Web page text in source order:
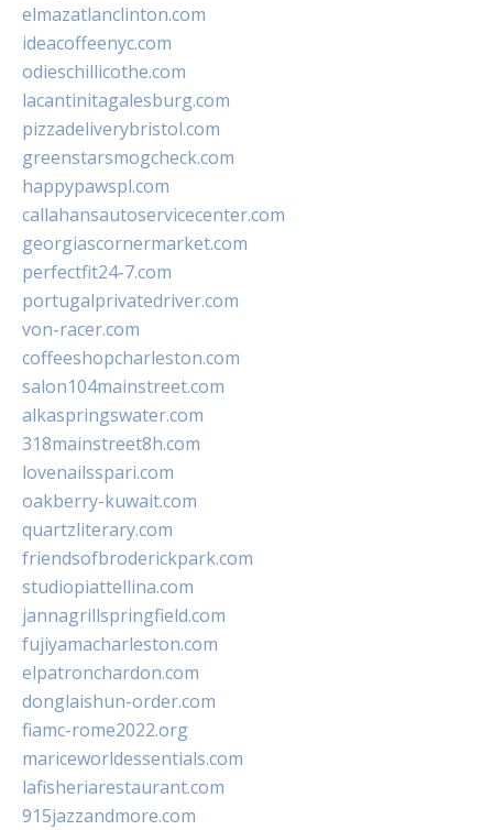
elmazatlanclinton.com
ideacoffeenyc.com
odieschillicothe.com
lacantinitagalesburg.com
pizzadeliverybristol.com
greenstarsmogcheck.com
happypawspl.com
callahansautoservicecenter.com
georgiascornermarket.com
perfectfit24-7.com
portugalprivatedriver.com
von-racer.com
coffeeshopcharleston.com
salon104mainstreet.com
alkaspringswater.com
318mainstreet8h.com
lovenailsspari.com
oakberry-kuwait.com
quartzliterary.com
friendsofbroderickpark.com
studiopiattellina.com
jannagrillspringfield.com
fujiyamacharleston.com
elpatronchardon.com
donglaishun-order.com
fiamc-rome2022.org
mariceworldessentials.com
lafisheriarestaurant.com
915jazzandmore.com